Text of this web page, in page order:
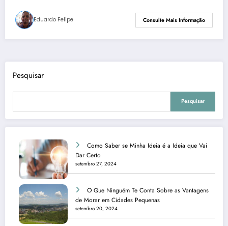
Eduardo Felipe Consulte Mais Informação
Pesquisar
Pesquisar
Como Saber se Minha Ideia é a Ideia que Vai
Dar Certo
setembro 27, 2024
O Que Ninguém Te Conta Sobre as Vantagens
de Morar em Cidades Pequenas
setembro 20, 2024